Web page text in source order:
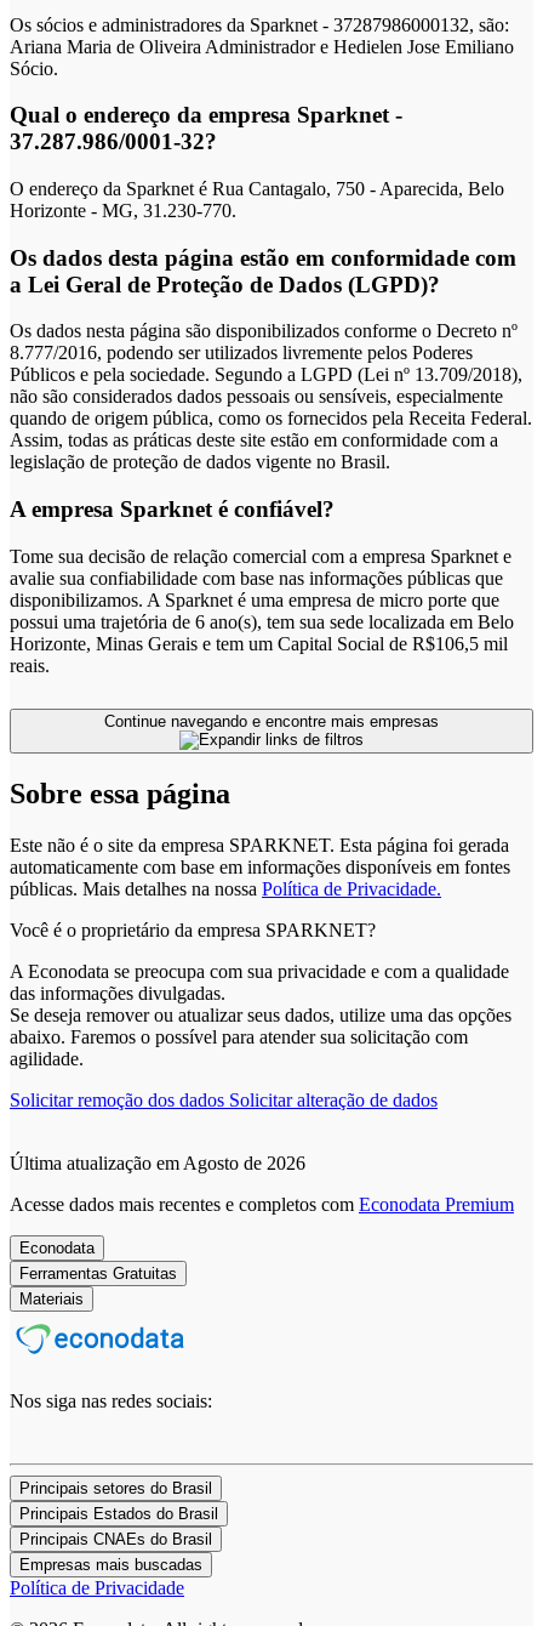
Os sócios e administradores da Sparknet - 37287986000132, são:
Ariana Maria de Oliveira Administrador e Hedielen Jose Emiliano
Sócio.
Qual o endereço da empresa Sparknet -
37.287.986/0001-32?
O endereço da Sparknet é Rua Cantagalo, 750 - Aparecida, Belo
Horizonte - MG, 31.230-770.
Os dados desta página estão em conformidade com
a Lei Geral de Proteção de Dados (LGPD)?
Os dados nesta página são disponibilizados conforme o Decreto nº
8.777/2016, podendo ser utilizados livremente pelos Poderes
Públicos e pela sociedade. Segundo a LGPD (Lei nº 13.709/2018),
não são considerados dados pessoais ou sensíveis, especialmente
quando de origem pública, como os fornecidos pela Receita Federal.
Assim, todas as práticas deste site estão em conformidade com a
legislação de proteção de dados vigente no Brasil.
A empresa Sparknet é confiável?
Tome sua decisão de relação comercial com a empresa Sparknet e
avalie sua confiabilidade com base nas informações públicas que
disponibilizamos. A Sparknet é uma empresa de micro porte que
possui uma trajetória de 6 ano(s), tem sua sede localizada em Belo
Horizonte, Minas Gerais e tem um Capital Social de R$106,5 mil
reais.
Sobre essa página
Este não é o site da empresa SPARKNET. Esta página foi gerada
automaticamente com base em informações disponíveis em fontes
públicas. Mais detalhes na nossa Política de Privacidade.
Você é o proprietário da empresa SPARKNET?
A Econodata se preocupa com sua privacidade e com a qualidade
das informações divulgadas.
Se deseja remover ou atualizar seus dados, utilize uma das opções
abaixo. Faremos o possível para atender sua solicitação com
agilidade.
Solicitar remoção dos dados Solicitar alteração de dados
Última atualização em Agosto de 2026
Acesse dados mais recentes e completos com Econodata Premium
Econodata
Ferramentas Gratuitas
Materiais
Nos siga nas redes sociais:
Principais setores do Brasil
Principais Estados do Brasil
Principais CNAEs do Brasil
Empresas mais buscadas
Política de Privacidade